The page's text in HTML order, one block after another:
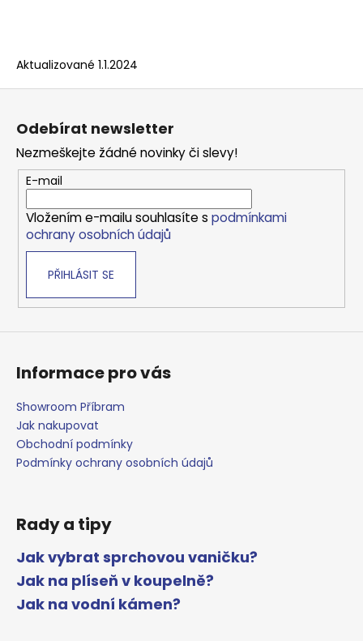
Aktualizované 1.1.2024
Z
Odebírat newsletter
Nezmeškejte žádné novinky či slevy!
E-mail
Vložením e-mailu souhlasíte s podmínkami
ochrany osobních údajů
PŘIHLÁSIT SE
Informace pro vás
Showroom Příbram
Jak nakupovat
Obchodní podmínky
Podmínky ochrany osobních údajů
Rady a tipy
Jak vybrat sprchovou vaničku?
Jak na plíseň v koupelně?
Jak na vodní kámen?